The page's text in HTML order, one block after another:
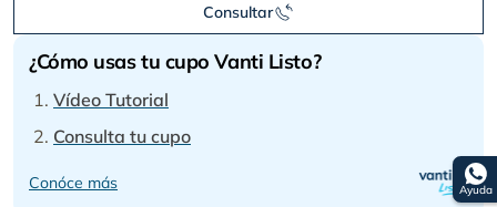
Ayuda
Consultar
¿Cómo usas tu cupo Vanti Listo?
Vídeo Tutorial
Consulta tu cupo
Conóce más